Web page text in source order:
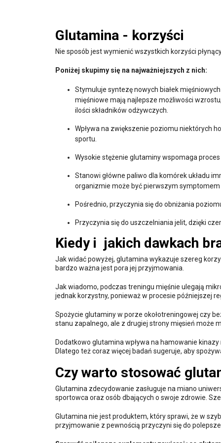
Glutamina - korzyści
Nie sposób jest wymienić wszystkich korzyści
Poniżej skupimy się na najważniejszych z nich:
Stymuluje syntezę nowych białek
mięśniowe mają najlepsze możliwości
ilości składników odżywczych.
Wpływa na zwiększenie poziomu niektórych
sportu.
Wysokie stężenie glutaminy wspomaga
Stanowi główne paliwo dla komórek układu
organizmie może być pierwszym symptomem
Pośrednio, przyczynia się do obniżania
Przyczynia się do uszczelniania jelit, dzięki
Kiedy i jakich dawkach
Jak widać powyżej, glutamina wykazuje szereg
bardzo ważna jest pora jej przyjmowania.
Jak wiadomo, podczas treningu mięśnie ulegają
jednak korzystny, ponieważ w procesie późniejszej
Spożycie glutaminy w porze okołotreningowej czy
stanu zapalnego, ale z drugiej strony mięsień może
Dodatkowo glutamina wpływa na hamowanie
Dlatego też coraz więcej badań sugeruje, aby
Czy warto stosować
Glutamina zdecydowanie zasługuje na miano
sportowca oraz osób dbających o swoje zdrowie.
Glutamina nie jest produktem, który sprawi, że w
przyjmowanie z pewnością przyczyni się do